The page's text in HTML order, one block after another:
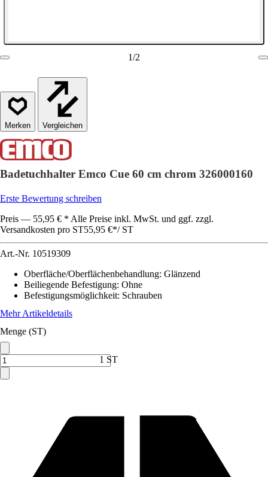
1/2
Vergleichen
Badetuchhalter Emco Cue 60 cm chrom 326000160
Erste Bewertung schreiben
Preis — 55,95 € * Alle Preise inkl. MwSt. und ggf. zzgl.
Versandkosten pro ST55,95 €*/ ST
Art.-Nr. 10519309
Oberfläche/Oberflächenbehandlung: Glänzend
Beiliegende Befestigung: Ohne
Befestigungsmöglichkeit: Schrauben
Mehr Artikeldetails
Menge (ST)
1 ST